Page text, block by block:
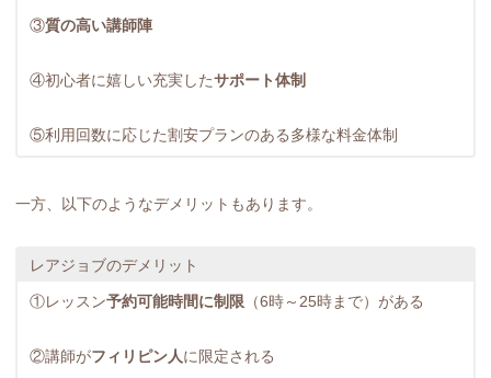
③質の高い講師陣
④初心者に嬉しい充実したサポート体制
⑤利用回数に応じた割安プランのある多様な料金体制
一方、以下のようなデメリットもあります。
レアジョブのデメリット
①レッスン予約可能時間に制限 （6時～25時まで）がある
②講師がフィリピン人に限定される